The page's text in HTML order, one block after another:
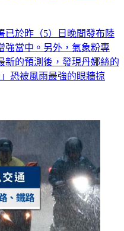
已於昨（5）日晚間發布陸
強當中。另外，氣象粉專
新的預測後，發現丹娜絲的
恐被風雨最強的眼牆掠